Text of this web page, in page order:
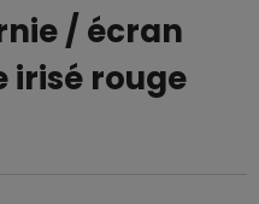
/ écran
irisé rouge